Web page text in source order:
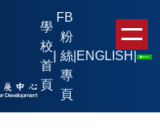
學
校
首
頁
FB
粉
絲
專
頁
ENGLISH |